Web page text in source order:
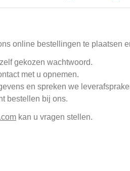
online bestellingen te plaatsen
gekozen wachtwoord.
met u opnemen.
en spreken we
bestellen bij ons.
kan u vragen stellen.